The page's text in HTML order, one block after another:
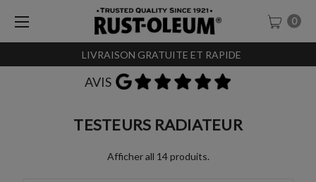
LIVRAISON GRATUITE ET RAPIDE
0
AVIS
TESTEURS RADIATEUR
Afficher all 14 produits.